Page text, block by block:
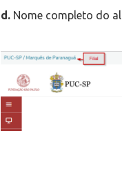
d. Nome completo do